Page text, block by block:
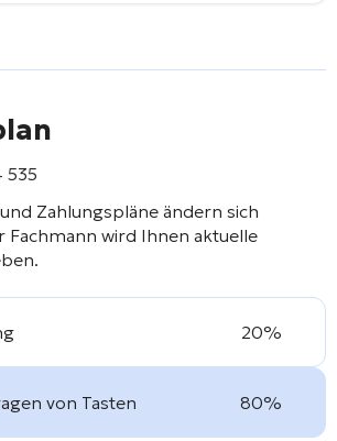
535
Zahlungspläne ändern sich
Fachmann wird Ihnen aktuelle
20%
von Tasten 80%